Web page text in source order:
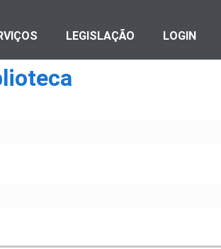
LEGISLAÇÃO LOGIN